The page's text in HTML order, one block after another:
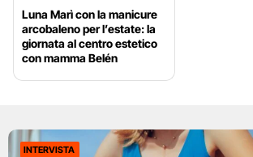
Luna Marì con la manicure
arcobaleno per l’estate: la
giornata al centro estetico
con mamma Belén
INTERVISTA